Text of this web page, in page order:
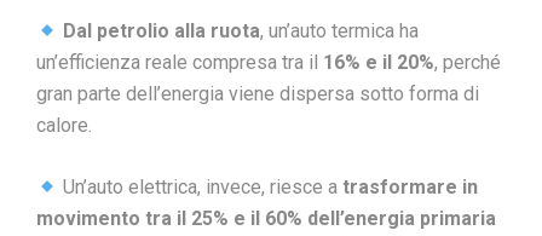
Dal petrolio alla ruota, un’auto termica ha
un’efficienza reale compresa tra il 16% e il 20%, perché
gran parte dell’energia viene dispersa sotto forma di
calore.
Un’auto elettrica, invece, riesce atrasformare in
movimento tra il 25% e il 60% dell’energia primaria